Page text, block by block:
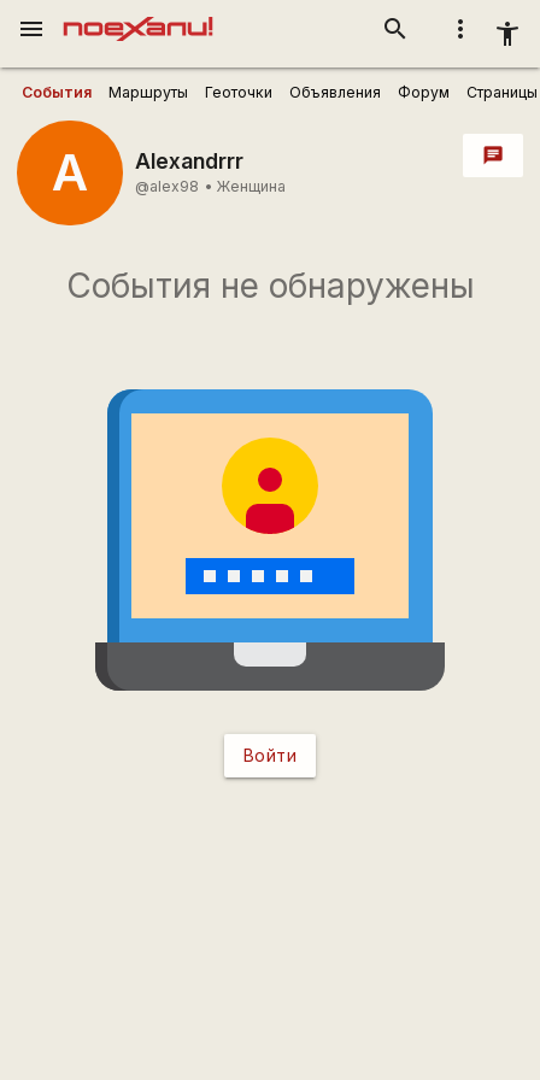
more_vert accessibility_new
search
menu
События Маршруты Геоточки Объявления Форум Страницы
A Alexandrrr
@alex98 • Женщина
chat
События не обнаружены
Войти